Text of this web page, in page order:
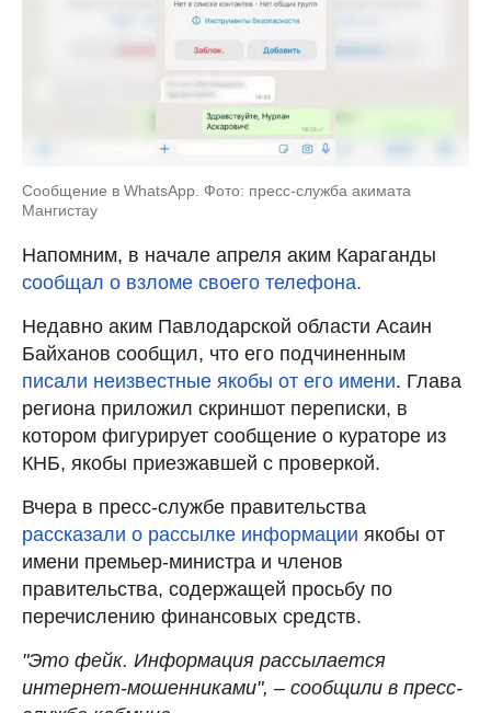
Сообщение в WhatsApp. Фото: пресс-служба акимата
Мангистау
Напомним, в начале апреля аким Караганды
сообщал о взломе своего телефона.
Недавно аким Павлодарской области Асаин
Байханов сообщил, что его подчиненным
писали неизвестные якобы от его имени. Глава
региона приложил скриншот переписки, в
котором фигурирует сообщение о кураторе из
КНБ, якобы приезжавшей с проверкой.
Вчера в пресс-службе правительства
рассказали о рассылке информации якобы от
имени премьер-министра и членов
правительства, содержащей просьбу по
перечислению финансовых средств.
"Это фейк. Информация рассылается
интернет-мошенниками", – сообщили в пресс-